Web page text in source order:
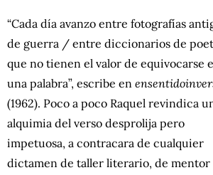
“Cada día avanzo entre fotografías
de guerra / entre diccionarios de
que no tienen el valor de equivocarse
una palabra”, escribe en
(1962). Poco a poco Raquel revindica
alquimia del verso desprolija pero
impetuosa, a contracara de cualquier
dictamen de taller literario, de mentor